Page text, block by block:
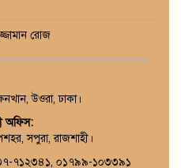
রোজ
উওরা, ঢাকা।
অফিস:
সপুরা, রাজশাহী।
৭১২৩৪১, ০১৭৯৯-১০৩৩৯১